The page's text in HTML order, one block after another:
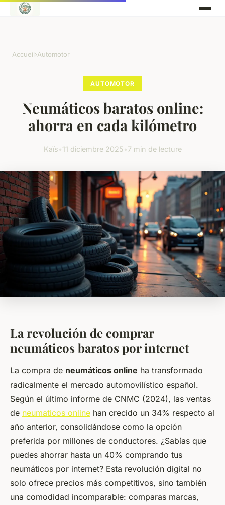
Accueil›Automotor
AUTOMOTOR
Neumáticos baratos online:
ahorra en cada kilómetro
Kaïs•11 diciembre 2025•7 min de lecture
La revolución de comprar
neumáticos baratos por internet
La compra de neumáticos online ha transformado
radicalmente el mercado automovilístico español.
Según el último informe de CNMC (2024), las ventas
de neumaticos online han crecido un 34% respecto al
año anterior, consolidándose como la opción
preferida por millones de conductores. ¿Sabías que
puedes ahorrar hasta un 40% comprando tus
neumáticos por internet? Esta revolución digital no
solo ofrece precios más competitivos, sino también
una comodidad incomparable: comparas marcas,